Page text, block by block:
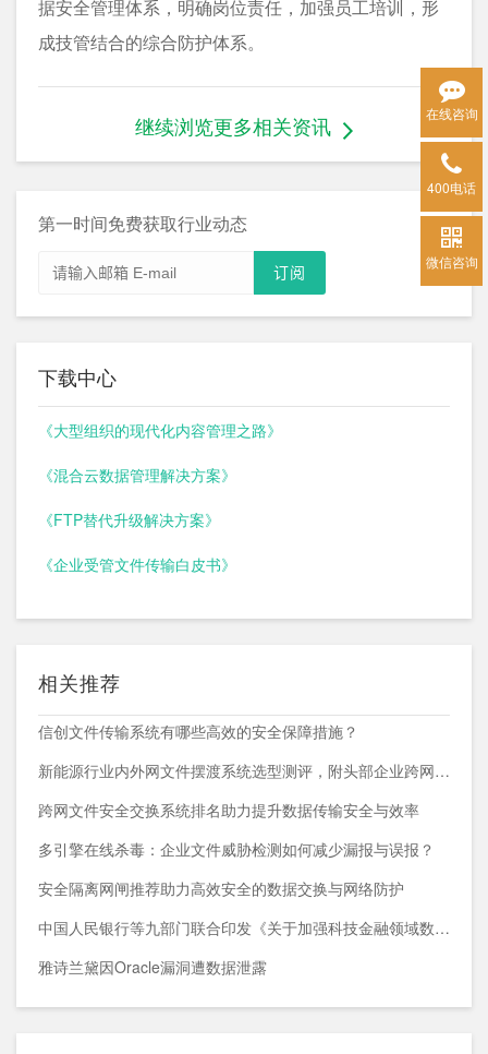
据安全管理体系，明确岗位责任，加强员工培训，形
成技管结合的综合防护体系。
继续浏览更多相关资讯
第一时间免费获取行业动态
下载中心
《大型组织的现代化内容管理之路》
《混合云数据管理解决方案》
《FTP替代升级解决方案》
《企业受管文件传输白皮书》
相关推荐
信创文件传输系统有哪些高效的安全保障措施？
新能源行业内外网文件摆渡系统选型测评，附头部企业跨网部署案例
跨网文件安全交换系统排名助力提升数据传输安全与效率
多引擎在线杀毒：企业文件威胁检测如何减少漏报与误报？
安全隔离网闸推荐助力高效安全的数据交换与网络防护
中国人民银行等九部门联合印发《关于加强科技金融领域数据开发利用的通知》
雅诗兰黛因Oracle漏洞遭数据泄露
在线咨询
400电话
微信咨询